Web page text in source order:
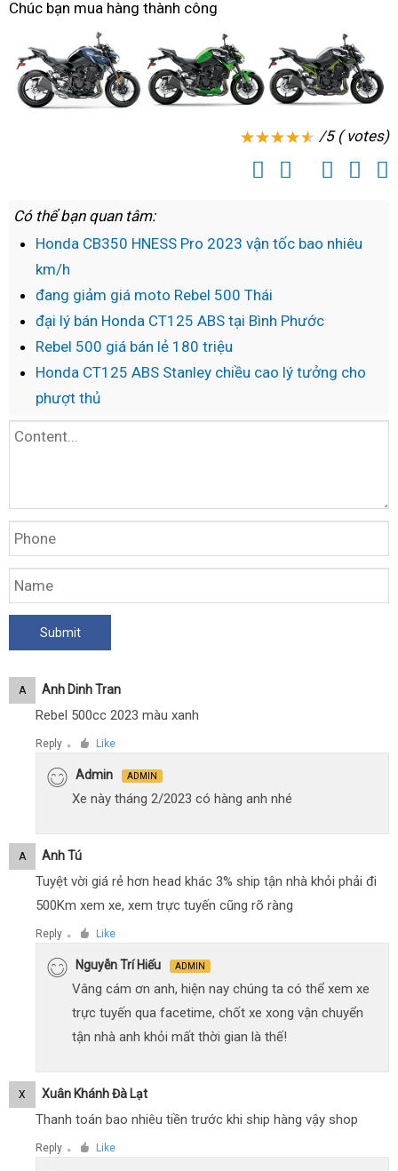
trình
Chúc bạn mua hàng thành công
/5 ( votes)
Có thể bạn quan tâm:
Honda CB350 HNESS Pro 2023 vận tốc bao nhiêu
km/h
đang giảm giá moto Rebel 500 Thái
đại lý bán Honda CT125 ABS tại Bình Phước
Rebel 500 giá bán lẻ 180 triệu
Honda CT125 ABS Stanley chiều cao lý tưởng cho
phượt thủ
A Anh Dinh Tran
Rebel 500cc 2023 màu xanh
Reply ● Like
Admin ADMIN
Xe này tháng 2/2023 có hàng anh nhé
A Anh Tú
Tuyệt vời giá rẻ hơn head khác 3% ship tận nhà khỏi phải đi
500Km xem xe, xem trực tuyến cũng rõ ràng
Reply ● Like
Nguyễn Trí Hiếu ADMIN
Vâng cám ơn anh, hiện nay chúng ta có thể xem xe
trực tuyến qua facetime, chốt xe xong vận chuyển
tận nhà anh khỏi mất thời gian là thế!
X Xuân Khánh Đà Lạt
Thanh toán bao nhiêu tiền trước khi ship hàng vậy shop
Reply ● Like